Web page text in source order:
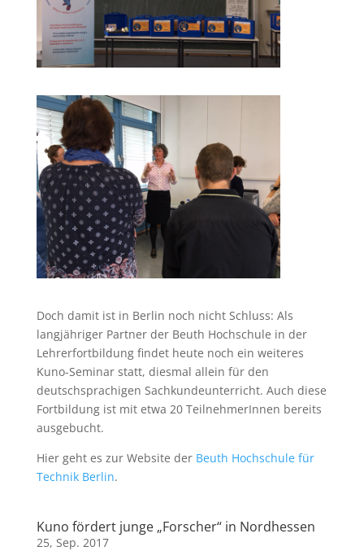
Doch damit ist in Berlin noch nicht Schluss: Als
langjähriger Partner der Beuth Hochschule in der
Lehrer­fortbildung findet heute noch ein weiteres
Kuno-Seminar statt, diesmal allein für den
deutschsprachigen Sachkundeunterricht. Auch diese
Fortbildung ist mit etwa 20 TeilnehmerInnen bereits
ausgebucht.
Hier geht es zur Website der Beuth Hochschule für
Technik Berlin.
Kuno fördert junge „Forscher“ in Nordhessen
25, Sep. 2017